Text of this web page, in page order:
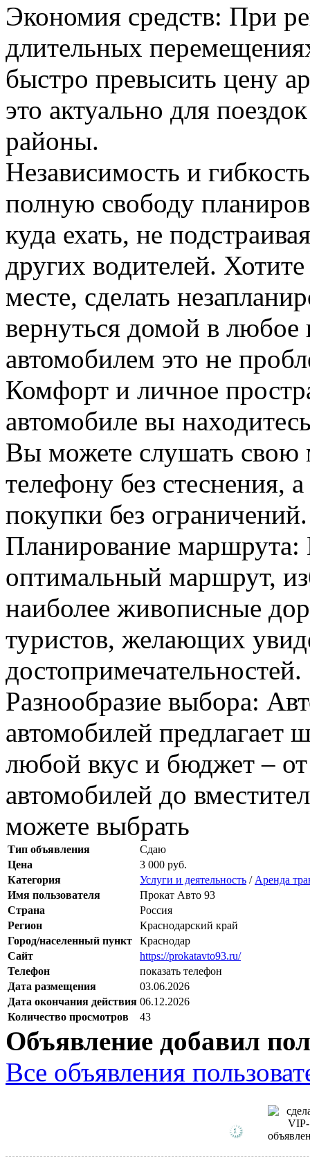
Экономия средств: При
длительных
быстро превысить цену
это актуально для
районы.
Независимость и
полную свободу
куда ехать, не
других водителей.
месте, сделать
вернуться домой в
автомобилем это не
Комфорт и личное
автомобиле вы
Вы можете слушать свою
телефону без стеснения,
покупки без ограничений.
Планирование маршрута:
оптимальный маршрут,
наиболее живописные
туристов, желающих
достопримечательностей.
Разнообразие выбора:
автомобилей
любой вкус и бюджет –
автомобилей до
можете выбрать
Тип объявления
Сдаю
Цена
3 000 руб.
Категория
Услуги и деятельность / Аренда
Имя пользователя
Прокат Авто 93
Страна
Россия
Регион
Краснодарский край
Город/населенный пункт
Краснодар
Сайт
https://prokatavto93.ru/
Телефон
показать телефон
Дата размещения
03.06.2026
Дата окончания действия 06.12.2026
Количество просмотров
43
Объявление добавил
Все объявления